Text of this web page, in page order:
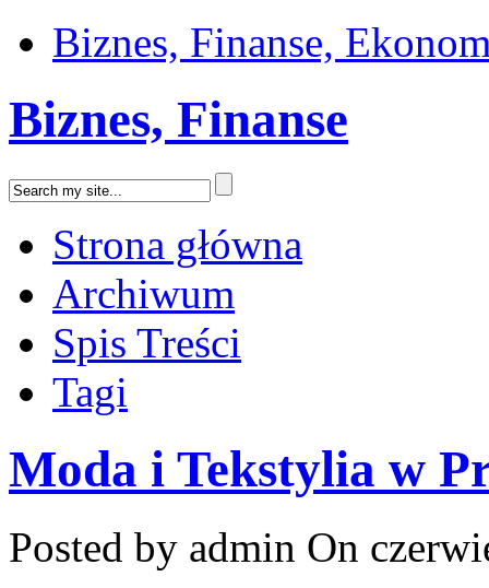
Biznes, Finanse,
Biznes, Finanse
Strona główna
Archiwum
Spis Treści
Tagi
Moda i Tekstylia w
Posted by admin On